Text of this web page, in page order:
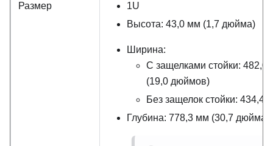
Размер
1U
Высота: 43,0 мм (1,7 дюйма)
Ширина:
С защелками стойки: 482,0
(19,0 дюймов)
Без защелок стойки: 434,4
Глубина: 778,3 мм (30,7 дюйма)